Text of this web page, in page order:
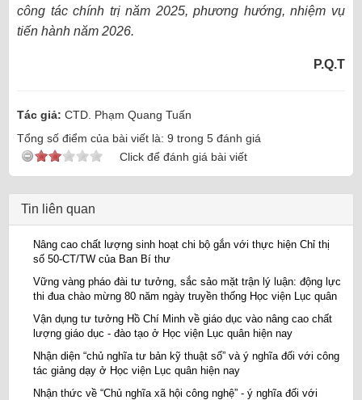
công tác chính trị năm 2025, phương hướng, nhiệm vụ
tiến hành năm 2026.
P.Q.T
Tác giả: CTD. Phạm Quang Tuấn
Tổng số điểm của bài viết là: 9 trong 5 đánh giá
Click để đánh giá bài viết
Tin liên quan
Nâng cao chất lượng sinh hoạt chi bộ gắn với thực hiện Chỉ thị
số 50-CT/TW của Ban Bí thư
Vững vàng pháo đài tư tưởng, sắc sảo mặt trận lý luận: động lực
thi đua chào mừng 80 năm ngày truyền thống Học viện Lục quân
Vận dụng tư tưởng Hồ Chí Minh về giáo dục vào nâng cao chất
lượng giáo dục - đào tạo ở Học viện Lục quân hiện nay
Nhận diện “chủ nghĩa tư bản kỹ thuật số” và ý nghĩa đối với công
tác giảng dạy ở Học viện Lục quân hiện nay
Nhận thức về “Chủ nghĩa xã hội công nghệ” - ý nghĩa đối với